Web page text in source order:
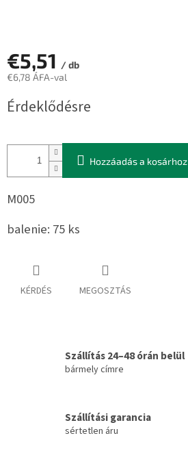
€5,51 / db
€6,78 ÁFA-val
Egységár:
Érdeklődésre
Hozzáadás a kosárhoz
M005
balenie: 75 ks
KÉRDÉS MEGOSZTÁS
Szállítás 24–48 órán belül
bármely címre
Szállítási garancia
sértetlen áru